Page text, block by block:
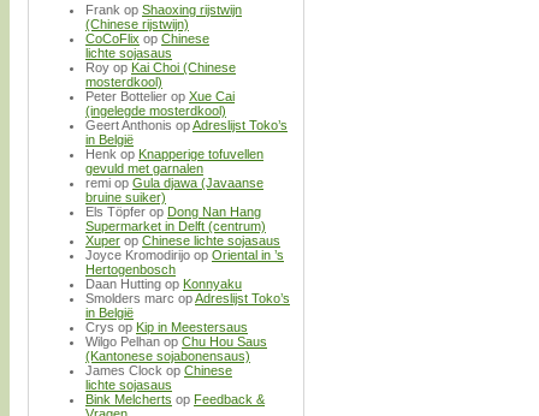
Frank op Shaoxing rijstwijn
(Chinese rijstwijn)
CoCoFlix op Chinese
lichte sojasaus
Roy op Kai Choi (Chinese
mosterdkool)
Peter Bottelier op Xue Cai
(ingelegde mosterdkool)
Geert Anthonis opAdreslijst Toko’s
in België
Henk op Knapperige tofuvellen
gevuld met garnalen
remi op Gula djawa (Javaanse
bruine suiker)
Els Töpfer op Dong Nan Hang
Supermarket in Delft (centrum)
Xuper op Chinese lichte sojasaus
Joyce Kromodirijo op Oriental in ’s
Hertogenbosch
Daan Hutting op Konnyaku
Smolders marc opAdreslijst Toko’s
in België
Crys op Kip in Meestersaus
Wilgo Pelhan op Chu Hou Saus
(Kantonese sojabonensaus)
James Clock op Chinese
lichte sojasaus
Bink Melcherts op Feedback &